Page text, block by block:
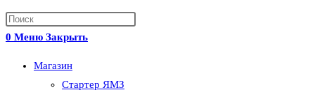
0 Меню Закрыть
Магазин
Стартер ЯМЗ